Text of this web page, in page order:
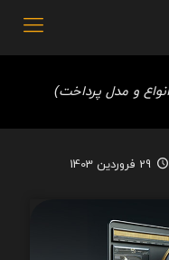
و مدل پرداخت)
29 فروردین 1403